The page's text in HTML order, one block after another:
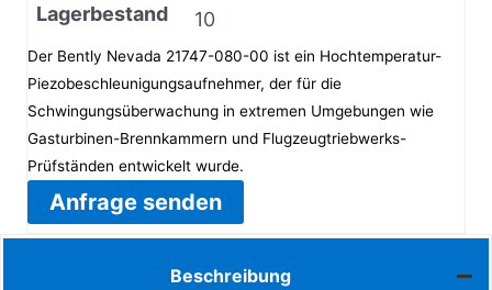
Lagerbestand
10
Der Bently Nevada 21747-080-00 ist ein Hochtemperatur-
Piezobeschleunigungsaufnehmer, der für die
Schwingungsüberwachung in extremen Umgebungen wie
Gasturbinen-Brennkammern und Flugzeugtriebwerks-
Prüfständen entwickelt wurde.
Anfrage senden
Beschreibung